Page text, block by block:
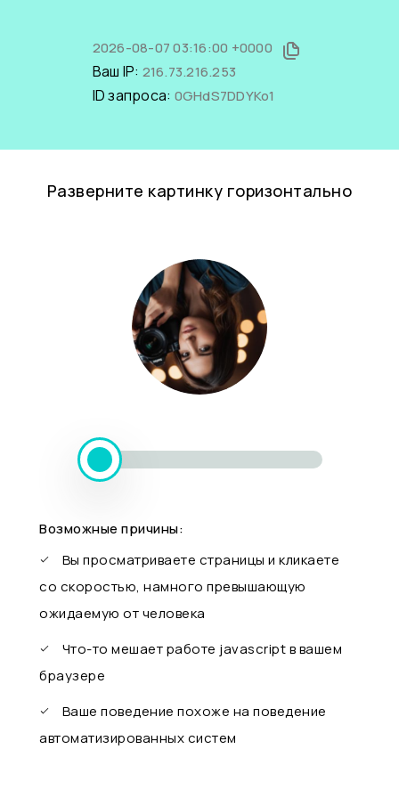
2026-08-07 03:16:00 +0000
Ваш IP: 216.73.216.253
ID запроса: 0GHdS7DDYKo1
Разверните картинку горизонтально
Возможные причины:
Вы просматриваете страницы и кликаете
со скоростью, намного превышающую
ожидаемую от человека
Что-то мешает работе javascript в вашем
браузере
Ваше поведение похоже на поведение
автоматизированных систем